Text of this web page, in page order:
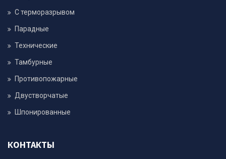
С терморазрывом
Парадные
Технические
Тамбурные
Противопожарные
Двустворчатые
Шпонированные
КОНТАКТЫ